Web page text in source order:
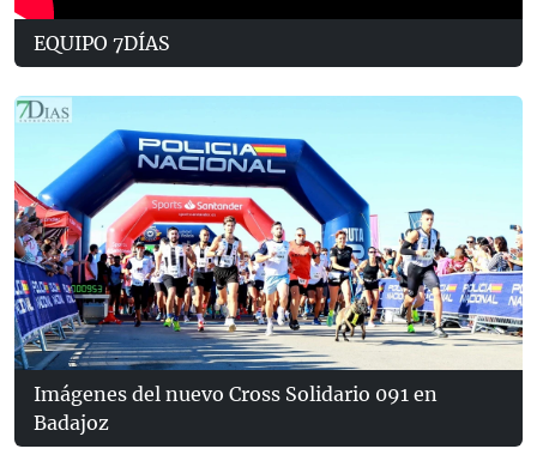
EQUIPO 7DÍAS
Imágenes del nuevo Cross Solidario 091 en
Badajoz